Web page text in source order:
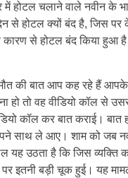
में होटल चलाने वाले नवीन के
से होटल क्यों बंद है, जिस
कारण से होटल बंद किया
की बात आप कह रहे हैं
हो तो वह वीडियो कॉल से
कॉल कर बात कराई। बात
साथ ले आए। शाम को जब
यह उठता है कि जिस व्यक्ति
इतनी बड़ी चूक हुई। यह